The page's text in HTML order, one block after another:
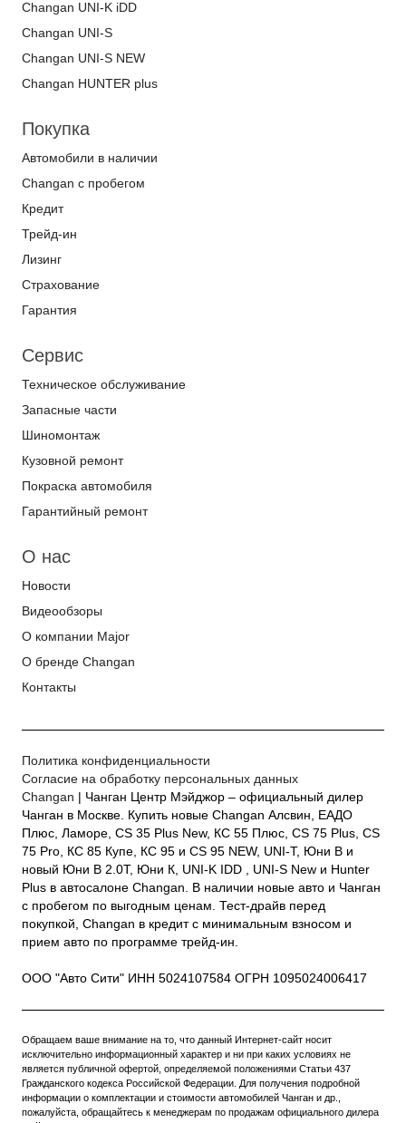
Changan UNI-K iDD
Changan UNI-S
Changan UNI-S NEW
Changan HUNTER plus
Покупка
Автомобили в наличии
Changan с пробегом
Кредит
Трейд-ин
Лизинг
Страхование
Гарантия
Сервис
Техническое обслуживание
Запасные части
Шиномонтаж
Кузовной ремонт
Покраска автомобиля
Гарантийный ремонт
О нас
Новости
Видеообзоры
О компании Major
О бренде Changan
Контакты
Политика конфиденциальности
Согласие на обработку персональных данных
Changan | Чанган Центр Мэйджор – официальный дилер
Чанган в Москве. Купить новые Changan Алсвин, ЕАДО
Плюс, Ламоре, CS 35 Plus New, КС 55 Плюс, CS 75 Plus, CS
75 Pro, КС 85 Купе, КС 95 и CS 95 NEW, UNI-T, Юни В и
новый Юни В 2.0Т, Юни К, UNI-K IDD , UNI-S New и Hunter
Plus в автосалоне Changan. В наличии новые авто и Чанган
с пробегом по выгодным ценам. Тест-драйв перед
покупкой, Changan в кредит с минимальным взносом и
прием авто по программе трейд-ин.
ООО "Авто Сити" ИНН 5024107584 ОГРН 1095024006417
Обращаем ваше внимание на то, что данный Интернет-сайт носит
исключительно информационный характер и ни при каких условиях не
является публичной офертой, определяемой положениями Статьи 437
Гражданского кодекса Российской Федерации. Для получения подробной
информации о комплектации и стоимости автомобилей Чанган и др.,
пожалуйста, обращайтесь к менеджерам по продажам официального дилера